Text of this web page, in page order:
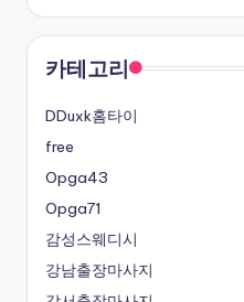
카테고리
DDuxk홈타이
free
Opga43
Opga71
감성스웨디시
강남출장마사지